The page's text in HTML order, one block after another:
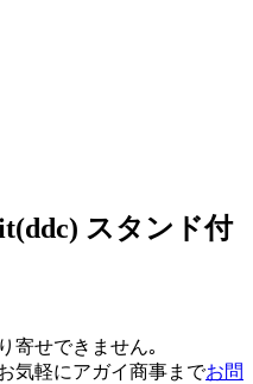
スタンド付
寄せできません｡
気軽にアガイ商事までお問